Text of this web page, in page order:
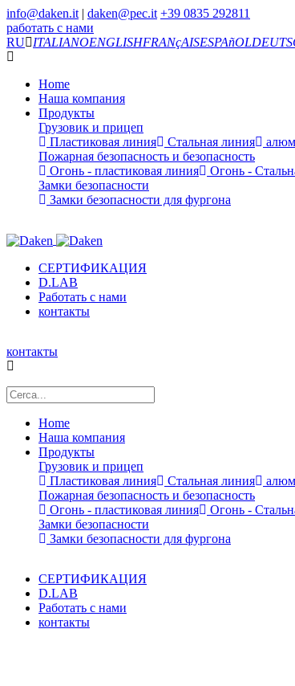
info@daken.it | daken@pec.it +39 0835 292811
работать с нами
RU
ITALIANOENGLISHFRANçAISESPAñOL
Home
Наша компания
Продукты
Грузовик и прицеп
Пластиковая линия
Стальная линия
Пожарная безопасность и безопасность
Огонь - пластиковая линия
Огонь -
Замки безопасности
Замки безопасности для фургона
СЕРТИФИКАЦИЯ
D.LAB
Работать с нами
контакты
контакты
Home
Наша компания
Продукты
Грузовик и прицеп
Пластиковая линия
Стальная линия
Пожарная безопасность и безопасность
Огонь - пластиковая линия
Огонь -
Замки безопасности
Замки безопасности для фургона
СЕРТИФИКАЦИЯ
D.LAB
Работать с нами
контакты